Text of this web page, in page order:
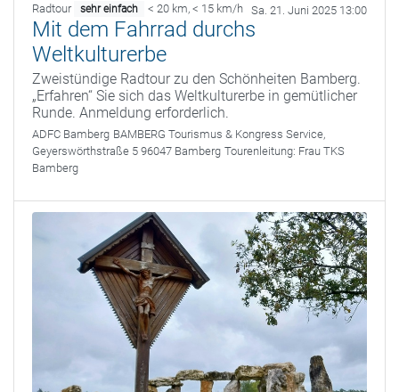
Radtour sehr einfach < 20 km, < 15 km/h Sa. 21. Juni 2025 13:00
Mit dem Fahrrad durchs
Weltkulturerbe
Zweistündige Radtour zu den Schönheiten Bamberg.
„Erfahren“ Sie sich das Weltkulturerbe in gemütlicher
Runde. Anmeldung erforderlich.
ADFC Bamberg BAMBERG Tourismus & Kongress Service,
Geyerswörthstraße 5 96047 Bamberg Tourenleitung: Frau TKS
Bamberg